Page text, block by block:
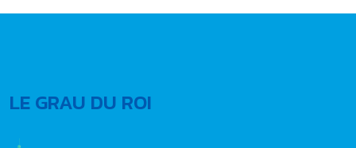
LE GRAU DU ROI